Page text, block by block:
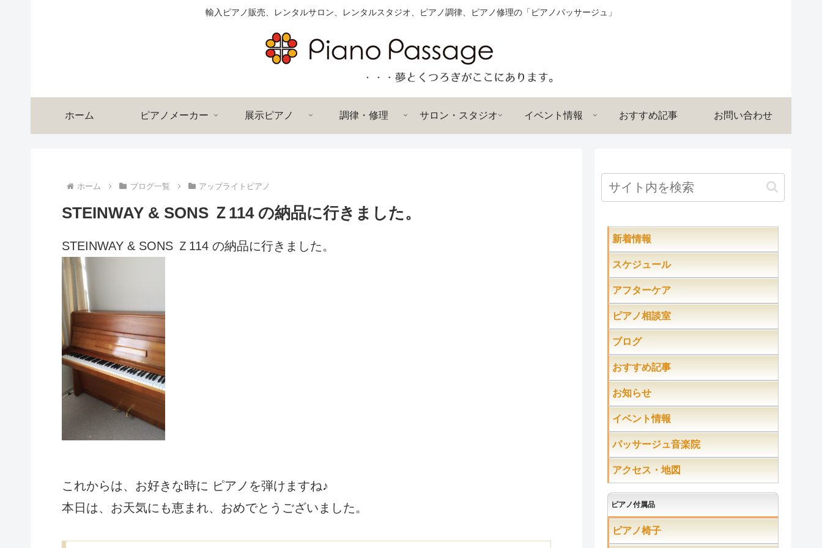
輸入ピアノ販売、レンタルサロン、レンタルスタジオ、ピアノ調律、ピアノ修理の「ピアノパッサージュ」
ホーム ピアノメーカー 展示ピアノ 調律・修理 サロン・スタジオ イベント情報 おすすめ記事 お問い合わせ
ホーム ブログ一覧 アップライトピアノ
STEINWAY & SONS Ｚ114 の納品に行きました。
STEINWAY & SONS Ｚ114 の納品に行きました。
これからは、お好きな時に ピアノを弾けますね♪
本日は、お天気にも恵まれ、おめでとうございました。
新着情報
スケジュール
アフターケア
ピアノ相談室
ブログ
おすすめ記事
お知らせ
イベント情報
パッサージュ音楽院
アクセス・地図
ピアノ付属品
ピアノ椅子